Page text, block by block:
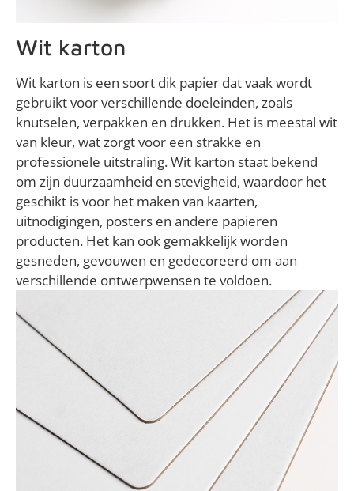
Wit karton
Wit karton is een soort dik papier dat vaak wordt
gebruikt voor verschillende doeleinden, zoals
knutselen, verpakken en drukken. Het is meestal wit
van kleur, wat zorgt voor een strakke en
professionele uitstraling. Wit karton staat bekend
om zijn duurzaamheid en stevigheid, waardoor het
geschikt is voor het maken van kaarten,
uitnodigingen, posters en andere papieren
producten. Het kan ook gemakkelijk worden
gesneden, gevouwen en gedecoreerd om aan
verschillende ontwerpwensen te voldoen.